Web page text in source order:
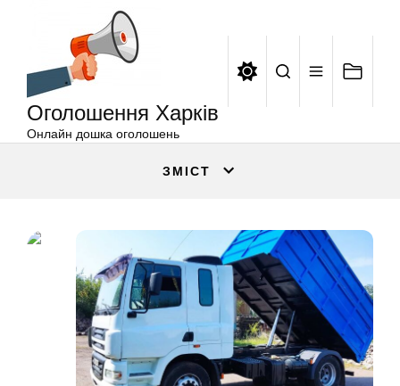
Оголошення Харків
Онлайн дошка оголошень
ЗМІСТ